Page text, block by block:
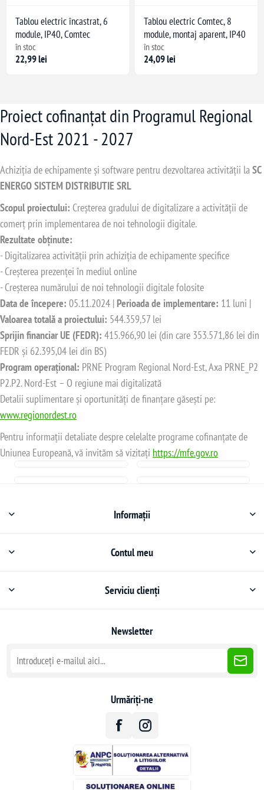
Tablou electric încastrat, 6
module, IP40, Comtec
în stoc
22,99 lei
Tablou electric Comtec, 8
module, montaj aparent, IP40
în stoc
24,09 lei
Proiect cofinanțat din Programul Regional
Nord-Est 2021 - 2027
Achiziția de echipamente și software pentru dezvoltarea activității laSC
ENERGO SISTEM DISTRIBUTIE SRL
Scopul proiectului: Creșterea gradului de digitalizare a activității de
comerț prin implementarea de noi tehnologii digitale.
Rezultate obținute:
- Digitalizarea activității prin achiziția de echipamente specifice
- Creșterea prezenței în mediul online
- Creșterea numărului de noi tehnologii digitale folosite
Data de începere: 05.11.2024 | Perioada de implementare: 11 luni |
Valoarea totală a proiectului: 544.359,57 lei
Sprijin financiar UE (FEDR): 415.966,90 lei (din care 353.571,86 lei din
FEDR și 62.395,04 lei din BS)
Program operațional: PRNE Program Regional Nord-Est, Axa PRNE_P2
P2.P2. Nord-Est – O regiune mai digitalizată
Detalii suplimentare și oportunități de finanțare găsești pe:
www.regionordest.ro
Pentru informații detaliate despre celelalte programe cofinanțate de
Uniunea Europeană, vă invităm să vizitați https://mfe.gov.ro
Informații
Contul meu
Serviciu clienți
Newsletter
Urmăriți-ne